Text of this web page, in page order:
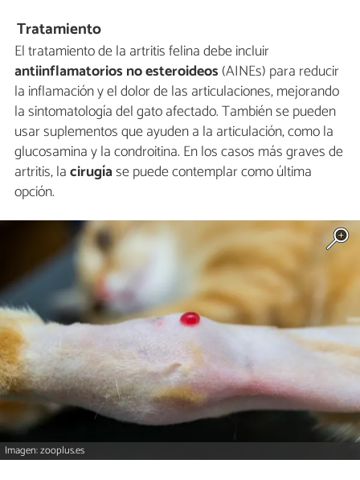
Tratamiento
El tratamiento de la artritis felina debe incluir
antiinflamatorios no esteroideos (AINEs) para reducir
la inflamación y el dolor de las articulaciones, mejorando
la sintomatología del gato afectado. También se pueden
usar suplementos que ayuden a la articulación, como la
glucosamina y la condroitina. En los casos más graves de
artritis, lacirugíase puede contemplar como última
opción.
Imagen: zooplus.es